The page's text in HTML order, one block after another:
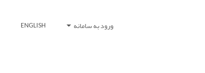
ورود به سامانه ENGLISH